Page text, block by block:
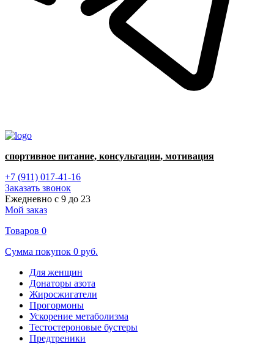
спортивное питание, консультации, мотивация
+7 (911) 017-41-16
Заказать звонок
Ежедневно с 9 до 23
Мой заказ
Товаров 0
Сумма покупок 0 руб.
Для женщин
Донаторы азота
Жиросжигатели
Прогормоны
Ускорение метаболизма
Тестостероновые бустеры
Предтреники